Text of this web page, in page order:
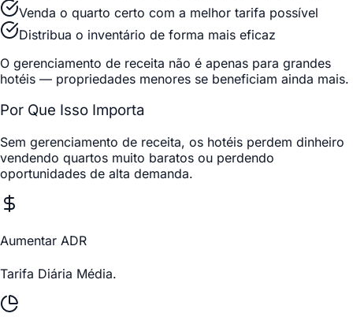
Venda o quarto certo com a melhor tarifa possível
Distribua o inventário de forma mais eficaz
O gerenciamento de receita não é apenas para grandes
hotéis — propriedades menores se beneficiam ainda mais.
Por Que Isso Importa
Sem gerenciamento de receita, os hotéis perdem dinheiro
vendendo quartos muito baratos ou perdendo
oportunidades de alta demanda.
Aumentar ADR
Tarifa Diária Média.